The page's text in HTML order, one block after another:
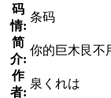
码
情:
条码
简
介:
你的巨木艮不
作
者:
泉くれは